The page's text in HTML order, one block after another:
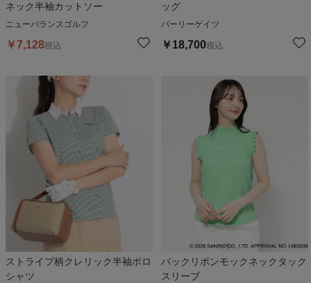
ネック半袖カットソー
ニューバランスゴルフ
￥7,128税込
ッグ
パーリーゲイツ
￥ 18,700税込
ストライプ柄クレリック半袖ポロ
シャツ
バックリボンモックネックタック
スリーブ